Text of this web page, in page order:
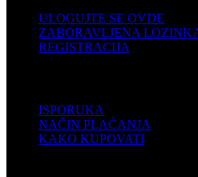
ULOGUJTE SE OVDE
ZABORAVLJENA
REGISTRACIJA
ISPORUKA
NAČIN PLAĆANJA
KAKO KUPOVATI